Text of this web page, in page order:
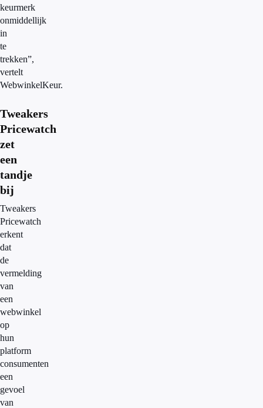
keurmerk
onmiddellijk
in
te
trekken”,
vertelt
WebwinkelKeur.
Tweakers
Pricewatch
zet
een
tandje
bij
Tweakers
Pricewatch
erkent
dat
de
vermelding
van
een
webwinkel
op
hun
platform
consumenten
een
gevoel
van